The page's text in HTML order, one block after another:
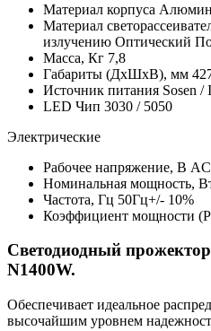
Материал корпуса
Материал
излучению Оптический
Масса, Кг 7,8
Габариты (ДхШхВ), мм
Источник питания Sosen /
LED Чип 3030 / 5050
Электрические
Рабочее напряжение, В
Номинальная мощность,
Частота, Гц 50Гц+/- 10%
Коэффициент мощности
Светодиодный
N1400W.
Обеспечивает идеальное
высочайшим уровнем